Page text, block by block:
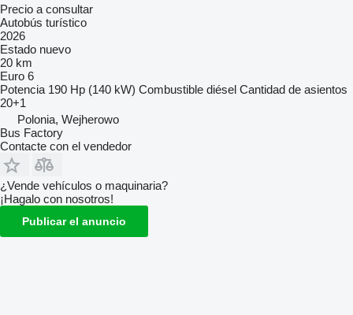
Precio a consultar
Autobús turístico
2026
Estado nuevo
20 km
Euro 6
Potencia 190 Hp (140 kW) Combustible diésel Cantidad de asientos
20+1
Polonia, Wejherowo
Bus Factory
Contacte con el vendedor
¿Vende vehículos o maquinaria?
¡Hagalo con nosotros!
Publicar el anuncio